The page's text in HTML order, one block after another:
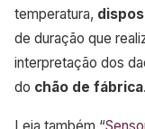
temperatura,
de duração que
interpretação dos
do chão de fábrica.